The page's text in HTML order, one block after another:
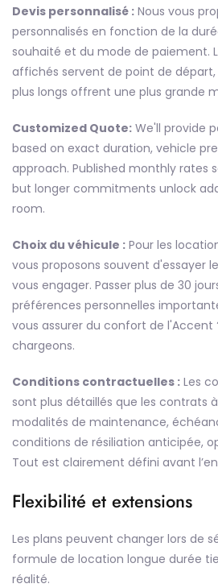
Devis personnalisé : Nous vous
personnalisés en fonction de la
souhaité et du mode de paiement.
affichés servent de point de
plus longs offrent une plus grande
Customized Quote: We'll provide
based on exact duration, vehicle
approach. Published monthly rates
but longer commitments unlock
room.
Choix du véhicule : Pour les
vous proposons souvent d'essayer
vous engager. Passer plus de 30
préférences personnelles
vous assurer du confort de l'Accent
chargeons.
Conditions contractuelles : Les
sont plus détaillés que les contrats
modalités de maintenance,
conditions de résiliation anticipée,
Tout est clairement défini avant
Flexibilité et extensions
Les plans peuvent changer lors de
formule de location longue durée
réalité.